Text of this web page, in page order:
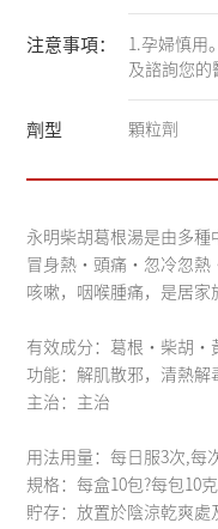
注意事項：
1.孕婦慎用
及諮詢您的
劑型 顆粒劑
永明柴胡葛根湯是由多
冒身熱・頭痛・忽冷忽
咳嗽，咽喉腫痛，是居家
有效成分：葛根・柴胡・
功能：解肌散邪，清熱解
主治：主治
用法用量：每日服3次,每
規格：每盒10包?每包10克
貯存：放置於陰涼乾爽處